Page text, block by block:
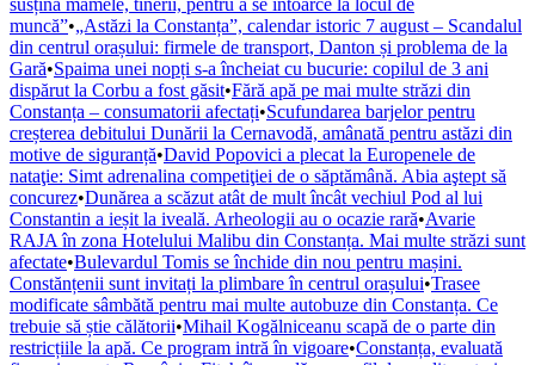
susțină mamele, tinerii, pentru a se întoarce la locul de
muncă”•„Astăzi la Constanța”, calendar istoric 7 august – Scandalul
din centrul orașului: firmele de transport, Danton și problema de la
Gară•Spaima unei nopți s-a încheiat cu bucurie: copilul de 3 ani
dispărut la Corbu a fost găsit•Fără apă pe mai multe străzi din
Constanța – consumatorii afectați•Scufundarea barjelor pentru
creșterea debitului Dunării la Cernavodă, amânată pentru astăzi din
motive de siguranță•David Popovici a plecat la Europenele de
nataţie: Simt adrenalina competiţiei de o săptămână. Abia aştept să
concurez•Dunărea a scăzut atât de mult încât vechiul Pod al lui
Constantin a ieșit la iveală. Arheologii au o ocazie rară•Avarie
RAJA în zona Hotelului Malibu din Constanța. Mai multe străzi sunt
afectate•Bulevardul Tomis se închide din nou pentru mașini.
Constănțenii sunt invitați la plimbare în centrul orașului•Trasee
modificate sâmbătă pentru mai multe autobuze din Constanța. Ce
trebuie să știe călătorii•Mihail Kogălniceanu scapă de o parte din
restricțiile la apă. Ce program intră în vigoare•Constanța, evaluată